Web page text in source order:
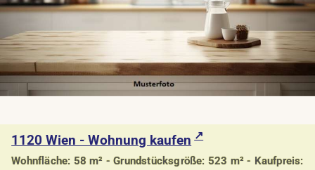
1120 Wien - Wohnung kaufen
Wohnfläche: 58 m² - Grundstücksgröße: 523 m² - Kaufpreis: